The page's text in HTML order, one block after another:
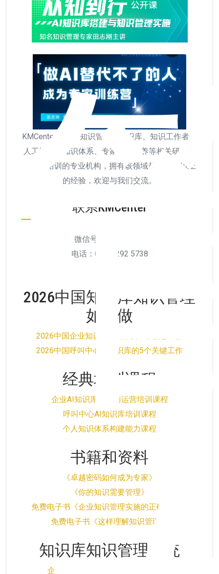
KMCenter是从事知识管理、知识库、知识工作者、
人工智能、知识体系、专家人才培养等相关研究、
咨询和培训的专业机构，拥有该领域超过20年以上
的经验，欢迎与我们交流。
联系KMCenter
微信号：511956894
电话：010-6292 5738
2026中国知识库知识管理
如何做
2026中国企业知识管理知识库5个核心工作
2026中国呼叫中心AI知识库的5个关键工作
经典培训课程
企业AI知识库搭建与运营培训课程
呼叫中心AI知识库培训课程
个人知识体系构建能力课程
书籍和资料
《卓越密码如何成为专家》
《你的知识需要管理》
免费电子书《企业知识管理实施的正确姿势》
免费电子书《这样理解知识管理》
知识库知识管理系统
企业AI知识管理知识库软件系统清单